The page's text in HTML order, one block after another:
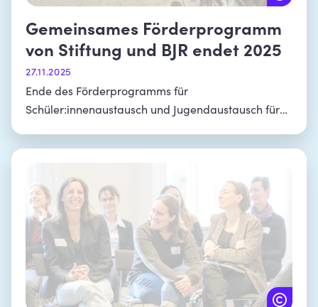
Gemeinsames Förderprogramm
von Stiftung und BJR endet 2025
27.11.2025
Ende des Förderprogramms für
Schüler:innenaustausch und Jugendaustausch für